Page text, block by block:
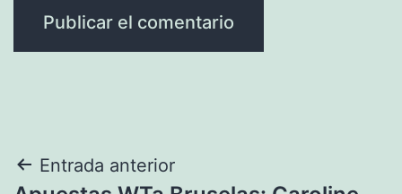
Navegación
Entrada anterior